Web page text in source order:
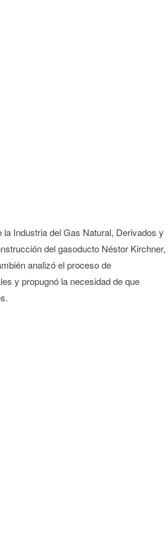
Industria del Gas Natural, Derivados y
del gasoducto Néstor Kirchner,
analizó el proceso de
y propugnó la necesidad de que